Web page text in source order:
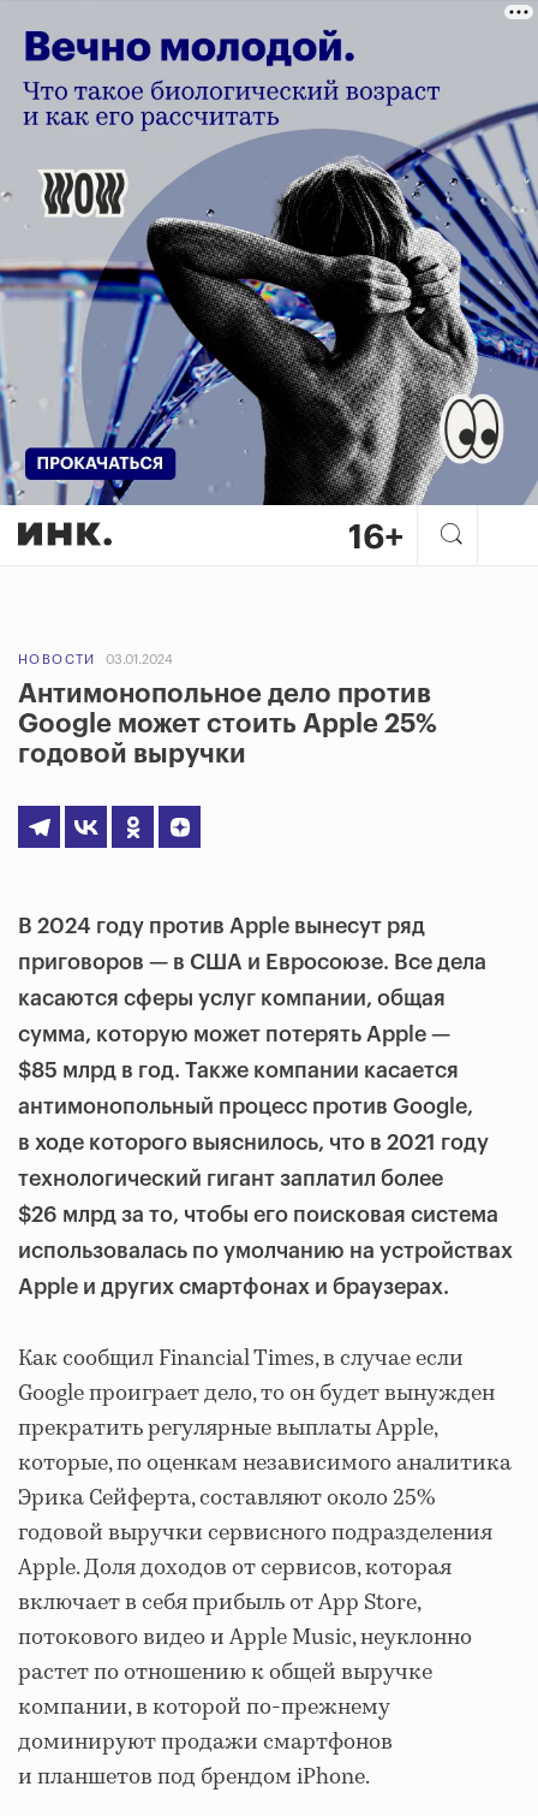
НОВОСТИ 03.01.2024
Антимонопольное дело против
Google может стоить Apple 25%
годовой выручки
В 2024 году против Apple вынесут ряд
приговоров — в США и Евросоюзе. Все дела
касаются сферы услуг компании, общая
сумма, которую может потерять Apple —
$85 млрд в год. Также компании касается
антимонопольный процесс против Google,
в ходе которого выяснилось, что в 2021 году
технологический гигант заплатил более
$26 млрд за то, чтобы его поисковая система
использовалась по умолчанию на устройствах
Apple и других смартфонах и браузерах.
Как сообщил Financial Times, в случае если
Google проиграет дело, то он будет вынужден
прекратить регулярные выплаты Apple,
которые, по оценкам независимого аналитика
Эрика Сейферта, составляют около 25%
годовой выручки сервисного подразделения
Apple. Доля доходов от сервисов, которая
включает в себя прибыль от App Store,
потокового видео и Apple Music, неуклонно
растет по отношению к общей выручке
компании, в которой по-прежнему
доминируют продажи смартфонов
и планшетов под брендом iPhone.